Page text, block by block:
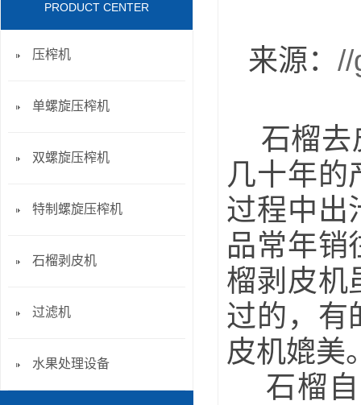
来源： //
石榴去
几十年的
过程中出
品常年销
榴剥皮机
过的，有
皮机媲美
石榴自
PRODUCT CENTER
压榨机
单螺旋压榨机
双螺旋压榨机
特制螺旋压榨机
石榴剥皮机
过滤机
水果处理设备